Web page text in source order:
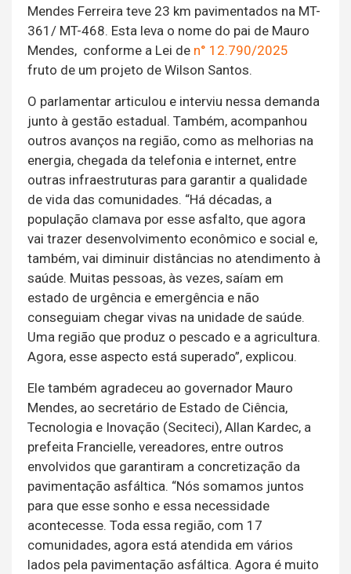
Mendes Ferreira teve 23 km pavimentados na MT-
361/ MT-468. Esta leva o nome do pai de Mauro
Mendes, conforme a Lei de n° 12.790/2025
fruto de um projeto de Wilson Santos.
O parlamentar articulou e interviu nessa demanda
junto à gestão estadual. Também, acompanhou
outros avanços na região, como as melhorias na
energia, chegada da telefonia e internet, entre
outras infraestruturas para garantir a qualidade
de vida das comunidades. “Há décadas, a
população clamava por esse asfalto, que agora
vai trazer desenvolvimento econômico e social e,
também, vai diminuir distâncias no atendimento à
saúde. Muitas pessoas, às vezes, saíam em
estado de urgência e emergência e não
conseguiam chegar vivas na unidade de saúde.
Uma região que produz o pescado e a agricultura.
Agora, esse aspecto está superado”, explicou.
Ele também agradeceu ao governador Mauro
Mendes, ao secretário de Estado de Ciência,
Tecnologia e Inovação (Seciteci), Allan Kardec, a
prefeita Francielle, vereadores, entre outros
envolvidos que garantiram a concretização da
pavimentação asfáltica. “Nós somamos juntos
para que esse sonho e essa necessidade
acontecesse. Toda essa região, com 17
comunidades, agora está atendida em vários
lados pela pavimentação asfáltica. Agora é muito